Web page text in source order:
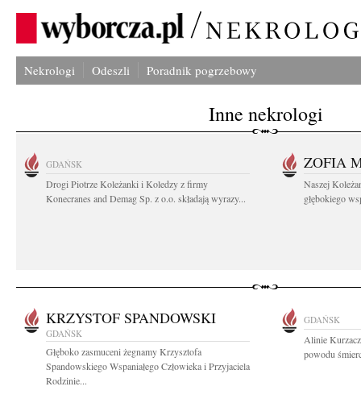
Nekrologi Odeszli Poradnik pogrzebowy
Inne nekrologi
GDAŃSK
Drogi Piotrze Koleżanki i Koledzy z firmy
Konecranes and Demag Sp. z o.o. składają wyrazy...
ZOFIA
Naszej
głębokiego
KRZYSTOF SPANDOWSKI
GDAŃSK
Głęboko zasmuceni żegnamy Krzysztofa
Spandowskiego Wspaniałego Człowieka i Przyjaciela
Rodzinie...
GDAŃSK
Alinie
powodu